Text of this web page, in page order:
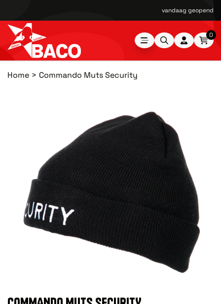
vandaag geopend
0
Home Commando Muts Security